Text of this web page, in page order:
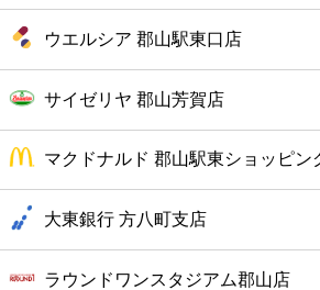
ホテル
ウエルシア 郡山駅東口店
サイゼリヤ 郡山芳賀店
マクドナルド 郡山駅東ショッピン
大東銀行 方八町支店
ラウンドワンスタジアム郡山店